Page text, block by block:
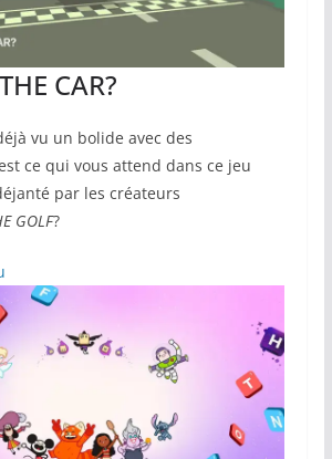
CAR?
vu un bolide avec des
ce qui vous attend dans ce jeu
par les créateurs
GOLF?